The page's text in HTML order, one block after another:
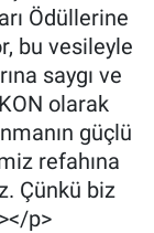
Ödüllerine
bu vesileyle
saygı ve
olarak
güçlü
refahına
Çünkü biz
p>